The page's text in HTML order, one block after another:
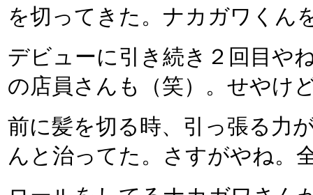
を切ってきた。ナカガワくん
デビューに引き続き２回目や
の店員さんも（笑）。せやけ
前に髪を切る時、引っ張る力
んと治ってた。さすがやね。